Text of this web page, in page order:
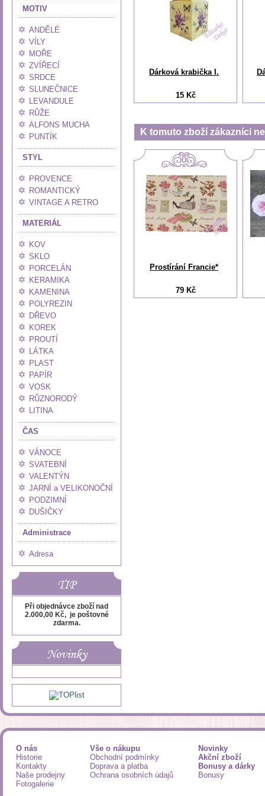
MOTIV
ANDĚLÉ
VÍLY
MOŘE
ZVÍŘECÍ
SRDCE
SLUNEČNICE
LEVANDULE
RŮŽE
ALFONS MUCHA
PUNTÍK
STYL
PROVENCE
ROMANTICKÝ
VINTAGE A RETRO
MATERIÁL
KOV
SKLO
PORCELÁN
KERAMIKA
KAMENINA
POLYREZIN
DŘEVO
KOREK
PROUTÍ
LÁTKA
PLAST
PAPÍR
VOSK
RŮZNORODÝ
LITINA
ČAS
VÁNOCE
SVATEBNÍ
VALENTÝN
JARNÍ a VELIKONOČNÍ
PODZIMNÍ
DUŠIČKY
Administrace
Adresa
TIP
Při objednávce zboží nad
2.000,00 Kč, je poštovné
zdarma.
Novinky
Dárková krabička I.
15 Kč
K tomuto zboží zákazníci
Prostírání Francie*
79 Kč
O nás
Historie
Kontakty
Naše prodejny
Fotogalerie
Vše o nákupu
Obchodní podmínky
Doprava a platba
Ochrana osobních údajů
Novinky
Akční zboží
Bonusy a dárky
Bonusy